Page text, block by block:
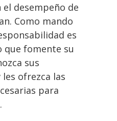
desempeño de
Como mando
es
que fomente su
sus
ofrezca las
para